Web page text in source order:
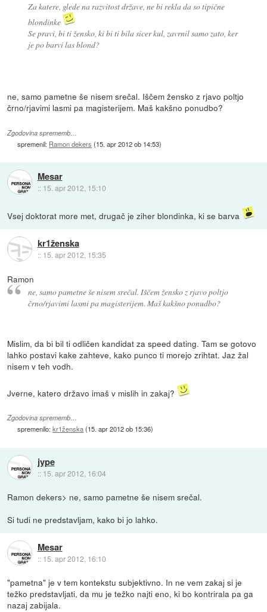
Za katere, glede na razvitost države, ne bi rekla da so tipične
blondinke
Se pravi, bi ti žensko, ki bi ti bila sicer kul, zavrnil samo zato, ker
je po barvi las blond?
ne, samo pametne še nisem srečal. Iščem žensko z rjavo poltjo
črno/rjavimi lasmi pa magisterijem. Maš kakšno ponudbo?
Zgodovina sprememb…
spremenil: Ramon dekers (15. apr 2012 ob 14:53)
Mesar
:: 15. apr 2012, 15:10
Vsej doktorat more met, drugač je ziher blondinka, ki se barva
kr1ženska
:: 15. apr 2012, 15:35
Ramon
ne, samo pametne še nisem srečal. Iščem žensko z rjavo poltjo
črno/rjavimi lasmi pa magisterijem. Maš kakšno ponudbo?
Mislim, da bi bil ti odličen kandidat za speed dating. Tam se gotovo
lahko postavi kake zahteve, kako punco ti morejo zrihtat. Jaz žal
nisem v teh vodh.
Jverne, katero državo imaš v mislih in zakaj?
Zgodovina sprememb…
spremenilo:kr1ženska(15. apr 2012 ob 15:36)
jype
:: 15. apr 2012, 16:04
Ramon dekers> ne, samo pametne še nisem srečal.
Si tudi ne predstavljam, kako bi jo lahko.
Mesar
:: 15. apr 2012, 16:10
"pametna" je v tem kontekstu subjektivno. In ne vem zakaj si je
težko predstavljati, da mu je težko najti eno, ki bo kontrirala pa ga
nazaj zabijala.